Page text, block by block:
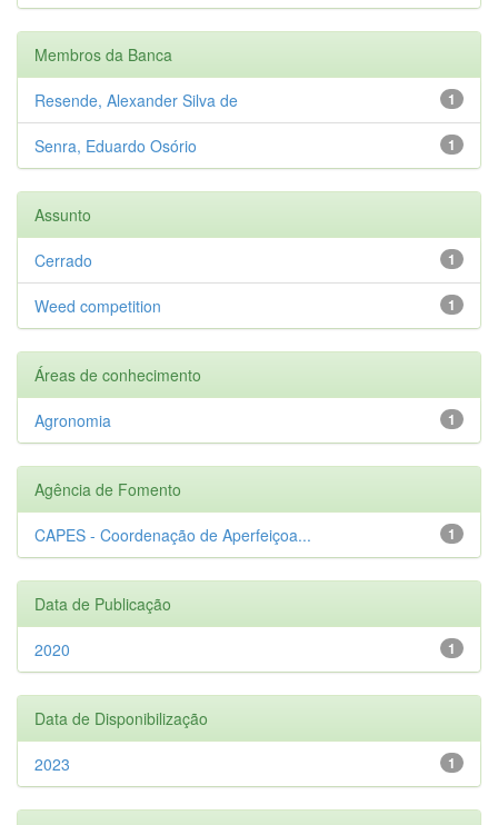
Membros da Banca
1
Resende, Alexander Silva de
1
Senra, Eduardo Osório
Assunto
1
Cerrado
1
Weed competition
Áreas de conhecimento
1
Agronomia
Agência de Fomento
1
CAPES - Coordenação de Aperfeiçoa...
Data de Publicação
1
2020
Data de Disponibilização
1
2023